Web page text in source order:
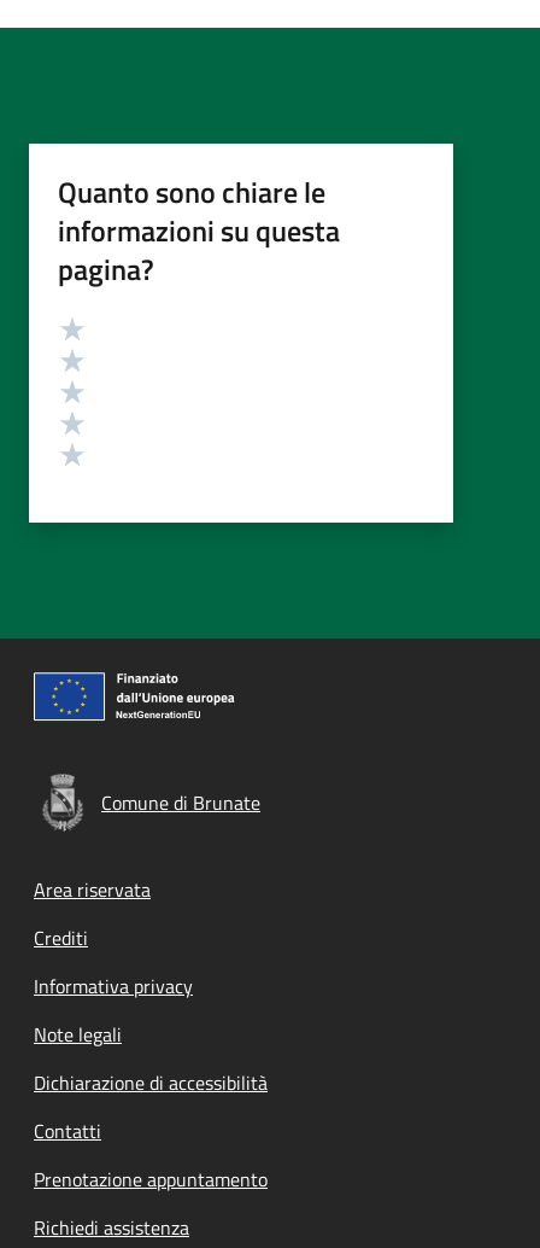
Quanto sono chiare le
informazioni su questa
pagina?
Valutazione
Comune di Brunate
Footer menu
Area riservata
Crediti
Informativa privacy
Note legali
Dichiarazione di accessibilità
Contatti
Prenotazione appuntamento
Richiedi assistenza